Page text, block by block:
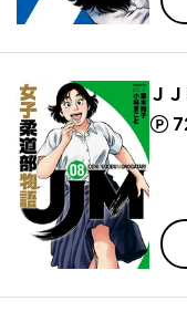
Ｊ
ポイント